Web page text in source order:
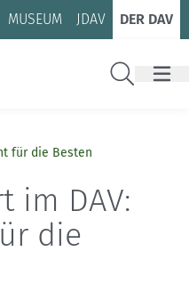
Inhalt
Footer-Navigation
MUSEUM JDAV DER DAV
für die Besten
im DAV:
die